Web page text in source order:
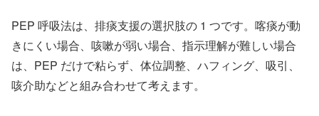
PEP 呼吸法は、排痰支援の選択肢の 1 つです。喀痰が動
きにくい場合、咳嗽が弱い場合、指示理解が難しい場合
は、PEP だけで粘らず、体位調整、ハフィング、吸引、
咳介助などと組み合わせて考えます。